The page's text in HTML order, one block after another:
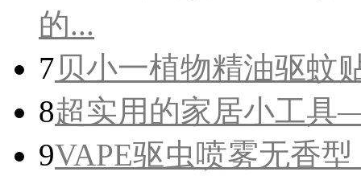
的...
7贝小一植物精油驱蚊
8超实用的家居小工
9VAPE驱虫喷雾无香